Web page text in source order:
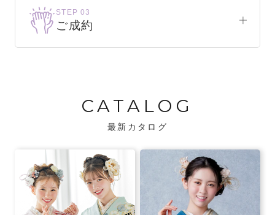
お気に入りの振袖が見つかるまで、何着でも
試着できます。
・振袖コンシェルジュが、振袖に合う小物や
バッグでお嬢様らしいコーディネートをご
STEP 03
ご成約
CATALOG
最新カタログ